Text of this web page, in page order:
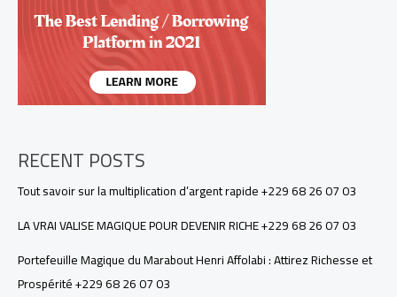
RECENT POSTS
Tout savoir sur la multiplication d’argent rapide +229 68 26 07 03
LA VRAI VALISE MAGIQUE POUR DEVENIR RICHE +229 68 26 07 03
Portefeuille Magique du Marabout Henri Affolabi : Attirez Richesse et
Prospérité +229 68 26 07 03